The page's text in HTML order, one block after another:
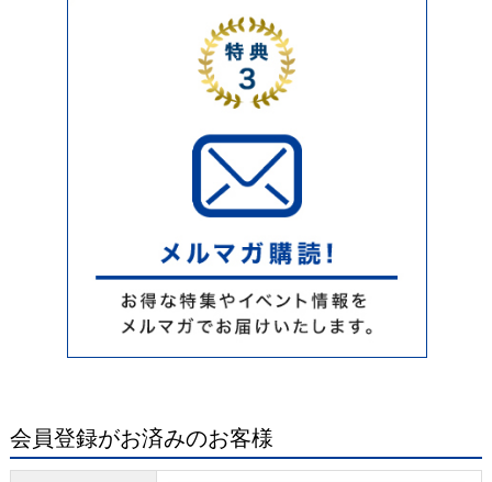
会員登録がお済みのお客様